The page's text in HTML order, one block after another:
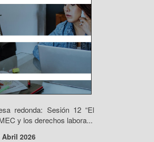
redonda: Sesión 12 “El
y los derechos labora...
Abril 2026